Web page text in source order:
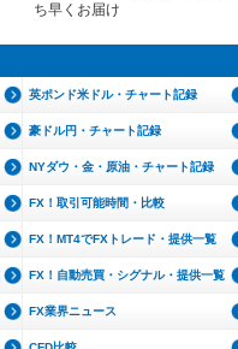
ち早くお届け
英ポンド米ドル・チャート記録
豪ドル円・チャート記録
NYダウ・金・原油・チャート記録
FX！取引可能時間・比較
FX！MT4でFXトレード・提供一覧
FX！自動売買・シグナル・提供一覧
FX業界ニュース